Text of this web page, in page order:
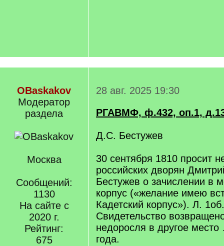
OBaskakov
Модератор
раздела
Москва
Сообщений:
1130
На сайте с
2020 г.
Рейтинг:
675
28 авг. 2025 19:30
РГАВМФ, ф.432, оп.1,
Д.С. Бестужев
30 сентября 1810 просит
российских дворян
Бестужев о зачислении в
корпус («желание имею
Кадетский корпус»). Л. 1об.
Свидетельство
недоросля в другое
года.